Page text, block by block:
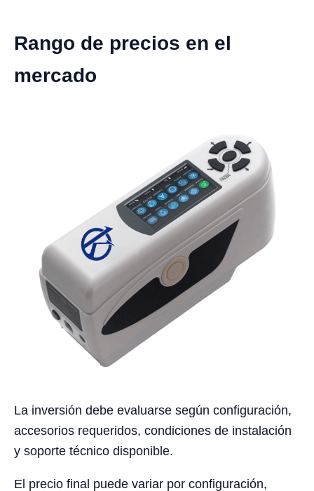
Rango de precios en el
mercado
La inversión debe evaluarse según configuración,
accesorios requeridos, condiciones de instalación
y soporte técnico disponible.
El precio final puede variar por configuración,